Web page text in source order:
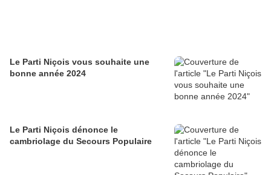
Le Parti Niçois vous souhaite une
bonne année 2024
Le Parti Niçois dénonce le
cambriolage du Secours Populaire